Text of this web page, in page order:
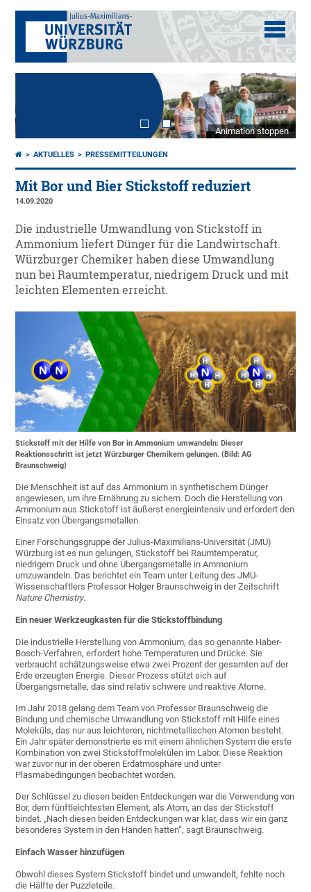
Animation stoppen
AKTUELLES PRESSEMITTEILUNGEN
Mit Bor und Bier Stickstoff reduziert
14.09.2020
Die industrielle Umwandlung von Stickstoff in
Ammonium liefert Dünger für die Landwirtschaft.
Würzburger Chemiker haben diese Umwandlung
nun bei Raumtemperatur, niedrigem Druck und mit
leichten Elementen erreicht.
Stickstoff mit der Hilfe von Bor in Ammonium umwandeln: Dieser
Reaktionsschritt ist jetzt Würzburger Chemikern gelungen. (Bild: AG
Braunschweig)
Die Menschheit ist auf das Ammonium in synthetischem Dünger
angewiesen, um ihre Ernährung zu sichern. Doch die Herstellung von
Ammonium aus Stickstoff ist äußerst energieintensiv und erfordert den
Einsatz von Übergangsmetallen.
Einer Forschungsgruppe der Julius-Maximilians-Universität (JMU)
Würzburg ist es nun gelungen, Stickstoff bei Raumtemperatur,
niedrigem Druck und ohne Übergangsmetalle in Ammonium
umzuwandeln. Das berichtet ein Team unter Leitung des JMU-
Wissenschaftlers Professor Holger Braunschweig in der Zeitschrift
Nature Chemistry.
Ein neuer Werkzeugkasten für die Stickstoffbindung
Die industrielle Herstellung von Ammonium, das so genannte Haber-
Bosch-Verfahren, erfordert hohe Temperaturen und Drücke. Sie
verbraucht schätzungsweise etwa zwei Prozent der gesamten auf der
Erde erzeugten Energie. Dieser Prozess stützt sich auf
Übergangsmetalle, das sind relativ schwere und reaktive Atome.
Im Jahr 2018 gelang dem Team von Professor Braunschweig die
Bindung und chemische Umwandlung von Stickstoff mit Hilfe eines
Moleküls, das nur aus leichteren, nichtmetallischen Atomen besteht.
Ein Jahr später demonstrierte es mit einem ähnlichen System die erste
Kombination von zwei Stickstoffmolekülen im Labor. Diese Reaktion
war zuvor nur in der oberen Erdatmosphäre und unter
Plasmabedingungen beobachtet worden.
Der Schlüssel zu diesen beiden Entdeckungen war die Verwendung von
Bor, dem fünftleichtesten Element, als Atom, an das der Stickstoff
bindet. „Nach diesen beiden Entdeckungen war klar, dass wir ein ganz
besonderes System in den Händen hatten“, sagt Braunschweig.
Einfach Wasser hinzufügen
Obwohl dieses System Stickstoff bindet und umwandelt, fehlte noch
die Hälfte der Puzzleteile.